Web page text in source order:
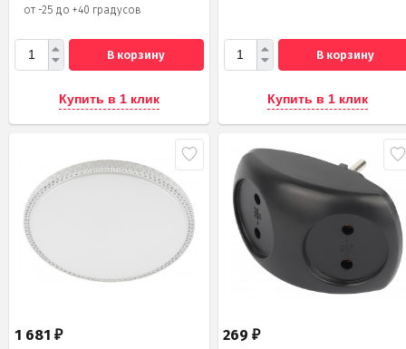
от -25 до +40 градусов
В корзину
Купить в 1 клик
В корзину
Купить в 1 клик
1 681 ₽ 269₽